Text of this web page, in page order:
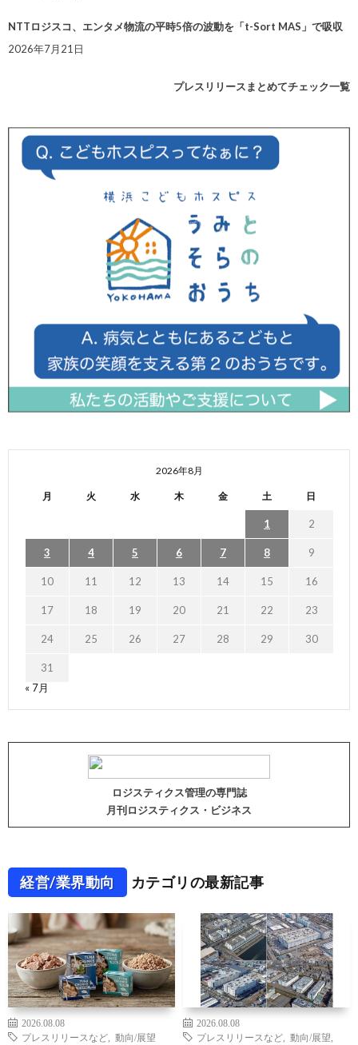
NTTロジスコ、エンタメ物流の平時5倍の波動を「t-Sort MAS」で吸収
2026年7月21日
プレスリリースまとめてチェック一覧
2026年8月
月 火 水 木 金 土 日
1 2
3 4 5 6 7 8 9
10 11 12 13 14 15 16
17 18 19 20 21 22 23
24 25 26 27 28 29 30
31
« 7月
ロジスティクス管理の専門誌
月刊ロジスティクス・ビジネス
経営/業界動向 カテゴリの最新記事
2026.08.08
プレスリリースなど
動向/展望
2026.08.08
プレスリリースなど
動向/展望